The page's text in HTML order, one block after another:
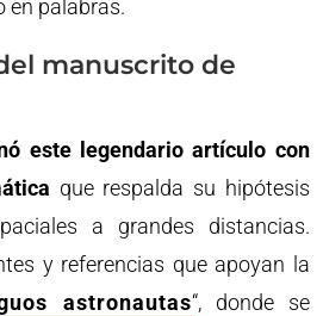
en palabras.
manuscrito de
este legendario artículo con
que respalda su hipótesis
a grandes distancias.
y referencias que apoyan la
astronautas“, donde se